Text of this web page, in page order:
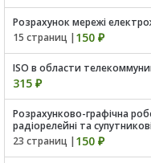
Розрахунок мережі
15 страниц | 150 ₽
ISO в области
315 ₽
Розрахунково-графічна
радіорелейні та
23 страниц | 150 ₽